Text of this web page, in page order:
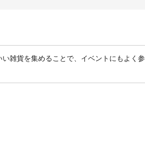
雑貨を集めることで、イベントにもよく参